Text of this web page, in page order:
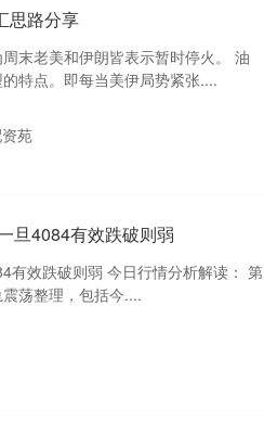
思路分享
末老美和伊朗皆表示暂时停火。 油
特点。即每当美伊局势紧张....
苑
旦4084有效跌破则弱
有效跌破则弱 今日行情分析解读： 第
荡整理，包括今....